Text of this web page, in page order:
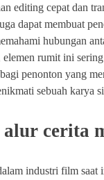
editing cepat dan
dapat membuat
hubungan
rumit ini
penonton yang
sebuah karya
cerita
industri film saat